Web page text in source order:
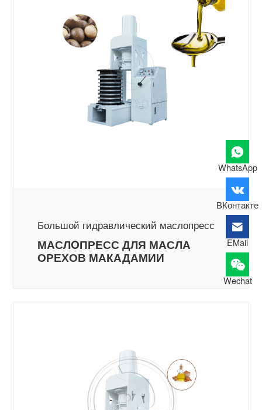
Большой гидравлический маслопресс
МАСЛOПРЕСС ДЛЯ МАСЛА
ОРЕХОВ МАКАДАМИИ
WhatsApp
ВКонтакте
EMail
Wechat